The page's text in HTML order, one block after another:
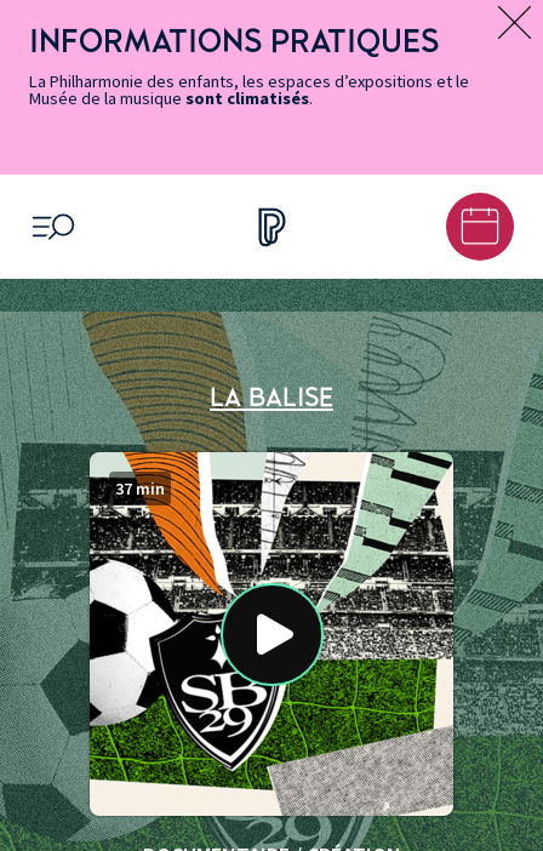
page
Accessibilité
accès
rapides
principal
contenu
principal
page
Message d’information
INFORMATIONS PRATIQUES
La Philharmonie des enfants, les espaces d’expositions et le
Musée de la musique sont climatisés.
OUVRIR LE MENU
LA BALISE
Durée de l’épisode :
37 min